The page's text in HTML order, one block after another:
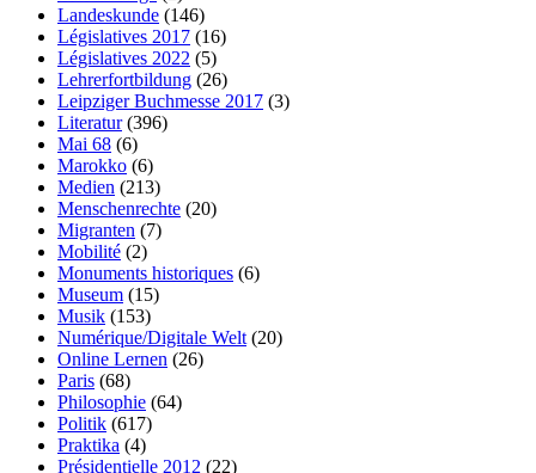
Landeskunde (146)
Législatives 2017 (16)
Législatives 2022 (5)
Lehrerfortbildung (26)
Leipziger Buchmesse 2017 (3)
Literatur(396)
Mai 68 (6)
Marokko (6)
Medien (213)
Menschenrechte (20)
Migranten (7)
Mobilité (2)
Monuments historiques (6)
Museum (15)
Musik (153)
Numérique/Digitale Welt (20)
Online Lernen (26)
Paris (68)
Philosophie (64)
Politik (617)
Praktika (4)
Présidentielle 2012 (22)